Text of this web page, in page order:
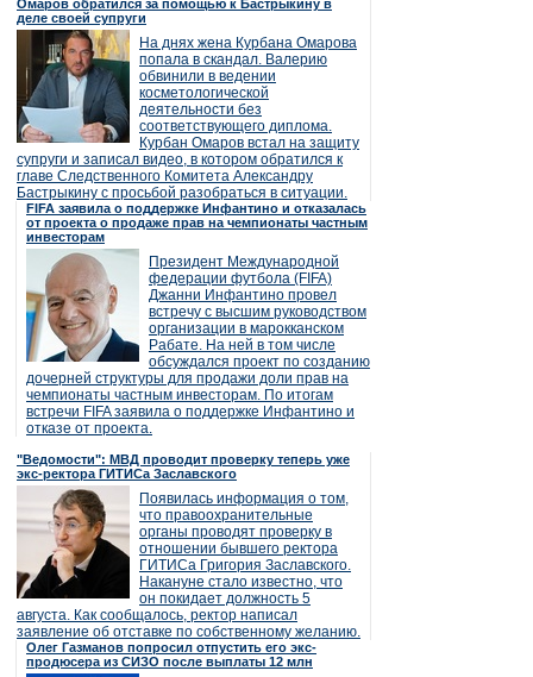
Омаров обратился за помощью к Бастрыкину в
деле своей супруги
На днях жена Курбана Омарова
попала в скандал. Валерию
обвинили в ведении
косметологической
деятельности без
соответствующего диплома.
Курбан Омаров встал на защиту
супруги и записал видео, в котором обратился к
главе Следственного Комитета Александру
Бастрыкину с просьбой разобраться в ситуации.
FIFA заявила о поддержке Инфантино и отказалась
от проекта о продаже прав на чемпионаты частным
инвесторам
Президент Международной
федерации футбола (FIFA)
Джанни Инфантино провел
встречу с высшим руководством
организации в марокканском
Рабате. На ней в том числе
обсуждался проект по созданию
дочерней структуры для продажи доли прав на
чемпионаты частным инвесторам. По итогам
встречи FIFA заявила о поддержке Инфантино и
отказе от проекта.
"Ведомости": МВД проводит проверку теперь уже
экс-ректора ГИТИСа Заславского
Появилась информация о том,
что правоохранительные
органы проводят проверку в
отношении бывшего ректора
ГИТИСа Григория Заславского.
Накануне стало известно, что
он покидает должность 5
августа. Как сообщалось, ректор написал
заявление об отставке по собственному желанию.
Олег Газманов попросил отпустить его экс-
продюсера из СИЗО после выплаты 12 млн